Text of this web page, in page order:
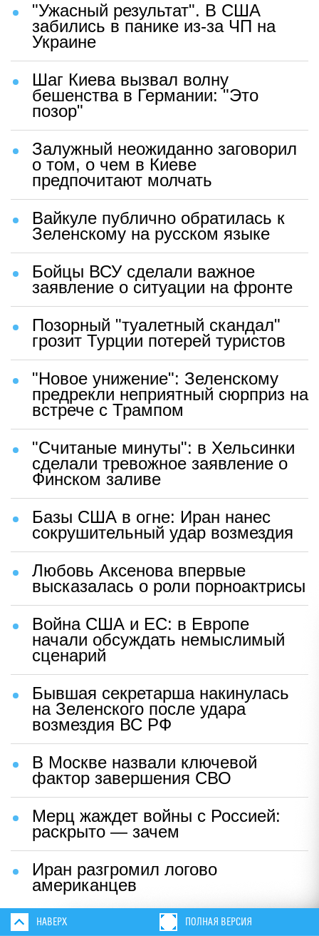
"Ужасный результат". В США
забились в панике из-за ЧП на
Украине
Шаг Киева вызвал волну
бешенства в Германии: "Это
позор"
Залужный неожиданно заговорил
о том, о чем в Киеве
предпочитают молчать
Вайкуле публично обратилась к
Зеленскому на русском языке
Бойцы ВСУ сделали важное
заявление о ситуации на фронте
Позорный "туалетный скандал"
грозит Турции потерей туристов
"Новое унижение": Зеленскому
предрекли неприятный сюрприз на
встрече с Трампом
"Считаные минуты": в Хельсинки
сделали тревожное заявление о
Финском заливе
Базы США в огне: Иран нанес
сокрушительный удар возмездия
Любовь Аксенова впервые
высказалась о роли порноактрисы
Война США и ЕС: в Европе
начали обсуждать немыслимый
сценарий
Бывшая секретарша накинулась
на Зеленского после удара
возмездия ВС РФ
В Москве назвали ключевой
фактор завершения СВО
Мерц жаждет войны с Россией:
раскрыто — зачем
Иран разгромил логово
американцев
НАВЕРХ ПОЛНАЯ ВЕРСИЯ